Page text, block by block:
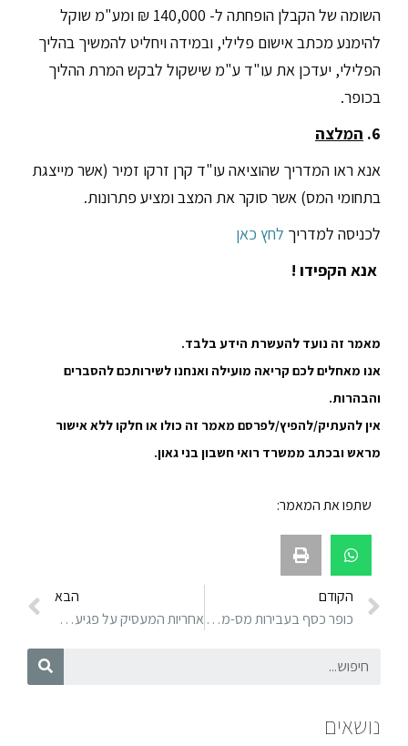
השומה של הקבלן הופחתה ל- 140,000 ₪ ומע"מ שוקל
להימנע מכתב אישום פלילי, ובמידה ויחליט להמשיך בהליך
הפלילי, יעדכן את עו"ד ע"מ שישקול לבקש המרת ההליך
בכופר.
6. המלצה
אנא ראו המדריך שהוציאה עו"ד קרן זרקו זמיר (אשר מייצגת
בתחומי המס) אשר סוקר את המצב ומציע פתרונות.
לכניסה למדריך לחץ כאן
אנא הקפידו !
מאמר זה נועד להעשרת הידע בלבד.
אנו מאחלים לכם קריאה מועילה ואנחנו לשירותכם להסברים
והבהרות.
אין להעתיק/להפיץ/לפרסם מאמר זה כולו או חלקו ללא אישור
מראש ובכתב ממשרד רואי חשבון בני גאון.
שתפו את המאמר:
הקודם
כופר כסף בעבירות מס-מתי מוטל ומהם השיקולים בעד ונגד הטלתו
הבא
אחריות המעסיק על פגיעת עובדו בזמן העבודה
נושאים